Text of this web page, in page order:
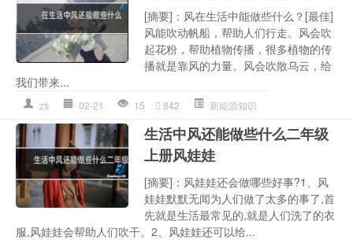
[摘要]：风在生活中能做些什么？[最佳]
风能吹动帆船，帮助人们行走。风会吹
起花粉，帮助植物传播，很多植物的传
播就是靠风的力量。风会吹散乌云，给
我们带来...
zs 02-21 15 842 新能源知识
生活中风还能做些什么二年级
上册风娃娃
[摘要]：风娃娃还会做哪些好事?1、风
娃娃默默无闻为人们做了太多的事了,首
先就是生活最常见的,就是人们洗了的衣
服,风娃娃会帮助人们吹干。2、风娃娃还可以给...